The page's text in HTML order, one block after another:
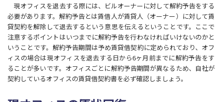
現オフィスを退去する際には、ビルオーナーに対して解約予告をする
必要があります。解約予告とは賃借人が賃貸人（オーナー）に対して賃
貸契約を解除して退去するという意思を伝えるということです。ここで
注意するポイントはいつまでに解約予告を行わなければいけないのかと
いうことです。解約予告期間は予め賃貸借契約に定められており、オフ
ィスの場合は現オフィスを退去する日から6ヶ月前までに解約予告をす
ることが多いです。オフィスごとに解約予告期間が異なるため、自社が
契約しているオフィスの賃貸借契約書を必ず確認しましょう。